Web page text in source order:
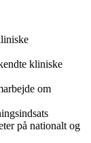
kliniske
om
på nationalt og